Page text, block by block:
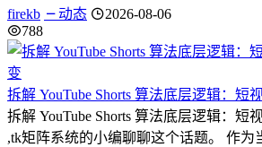
firekb 动态
2026-08-06
788
拆解 YouTube Shorts 算法底层逻辑：短
拆解 YouTube Shorts 算法底层逻辑：短
,tk矩阵系统的小编聊聊这个话题。 作为